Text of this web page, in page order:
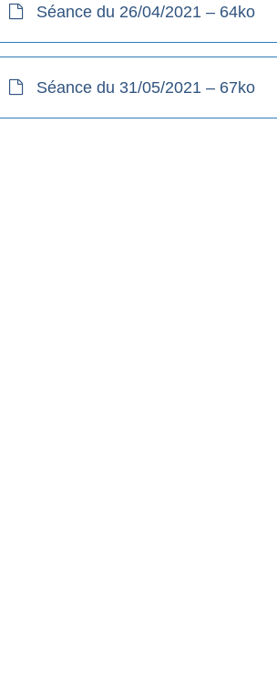
Séance du 26/04/2021 – 64ko
Séance du 31/05/2021 – 67ko